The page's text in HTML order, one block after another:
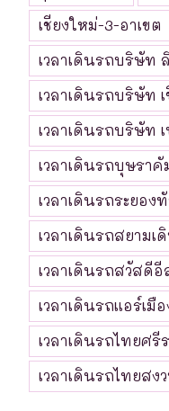
เชียงใหม่-3-อาเขต
เวลาเดินรถบริษัท
เวลาเดินรถบริษัท
เวลาเดินรถบริษัท
เวลาเดินรถบุษราคั
เวลาเดินรถระยอง
เวลาเดินรถสยามเ
เวลาเดินรถสวัสดี
เวลาเดินรถแอร์เมือ
เวลาเดินรถไทยศรี
เวลาเดินรถไทยสง